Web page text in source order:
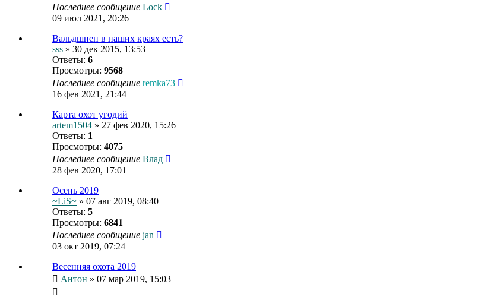
Последнее сообщение Lock
09 июл 2021, 20:26
Вальдшнеп в наших краях есть?
sss » 30 дек 2015, 13:53
Ответы: 6
Просмотры: 9568
Последнее сообщение remka73
16 фев 2021, 21:44
Карта охот угодий
artem1504 » 27 фев 2020, 15:26
Ответы: 1
Просмотры: 4075
Последнее сообщение Влад
28 фев 2020, 17:01
Осень 2019
~LiS~ » 07 авг 2019, 08:40
Ответы: 5
Просмотры: 6841
Последнее сообщение jan
03 окт 2019, 07:24
Весенняя охота 2019
Антон » 07 мар 2019, 15:03